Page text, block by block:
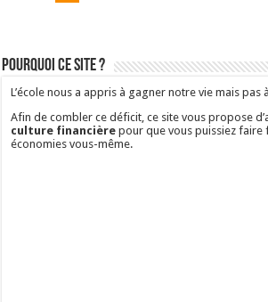
Pourquoi ce site ?
L’école nous a appris à gagner notre vie mais
Afin de combler ce déficit, ce site vous propose
culture financière pour que vous puissiez faire
économies vous-même.